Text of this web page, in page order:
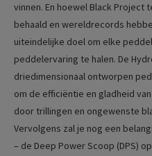
vinnen. En hoewel Black
behaald en wereldrecords
uiteindelijke doel om elke
peddelervaring te halen. De
driedimensionaal ontworpen
om de efficiëntie en gladheid
door trillingen en ongewenste
Vervolgens zal je nog een
– de Deep Power Scoop (DPS)